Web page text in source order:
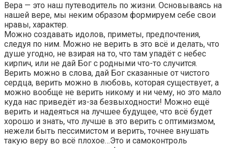
Вера — это наш путеводитель по жизни. Основываясь на
нашей вере, мы неким образом формируем себе свои
нравы, характер.
Можно создавать идолов, приметы, предпочтения,
следуя по ним. Можно не верить в это всё и делать, что
душе угодно, не взирая на то, что там упадёт с небес
кирпич, или не дай Бог с родными что-то случится.
Верить можно в слова, дай Бог сказанные от чистого
сердца, верить можно в любовь, которая существует, а
можно вообще не верить никому и ни чему, но это мало
куда нас приведёт из-за безвыходности! Можно ещё
верить и надеяться на лучшее будущее, что всё будет
хорошо и знать, что лучше в это верить с оптимизмом,
нежели быть пессимистом и верить, точнее внушать
такую веру во всё плохое…Это и самоконтроль